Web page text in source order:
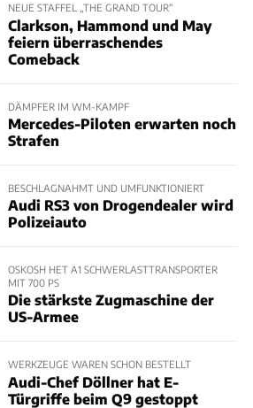
NEUE STAFFEL „THE GRAND TOUR“
Clarkson, Hammond und May
feiern überraschendes
Comeback
DÄMPFER IM WM-KAMPF
Mercedes-Piloten erwarten noch
Strafen
BESCHLAGNAHMT UND UMFUNKTIONIERT
Audi RS3 von Drogendealer wird
Polizeiauto
OSKOSH HET A1 SCHWERLASTTRANSPORTER
MIT 700 PS
Die stärkste Zugmaschine der
US-Armee
WERKZEUGE WAREN SCHON BESTELLT
Audi-Chef Döllner hat E-
Türgriffe beim Q9 gestoppt